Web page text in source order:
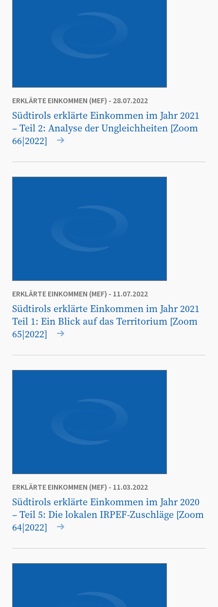
ERKLÄRTE EINKOMMEN (MEF) - 28.07.2022
Südtirols erklärte Einkommen im Jahr 2021
– Teil 2: Analyse der Ungleichheiten [Zoom
66|2022]
ERKLÄRTE EINKOMMEN (MEF) - 11.07.2022
Südtirols erklärte Einkommen im Jahr 2021
Teil 1: Ein Blick auf das Territorium [Zoom
65|2022]
ERKLÄRTE EINKOMMEN (MEF) - 11.03.2022
Südtirols erklärte Einkommen im Jahr 2020
– Teil 5: Die lokalen IRPEF-Zuschläge [Zoom
64|2022]